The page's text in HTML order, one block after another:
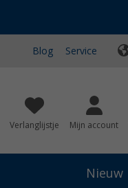
Blog Service
Verlanglijstje Mijn account
Nieuw